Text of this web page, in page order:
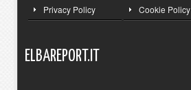
Privacy Policy Cookie Policy
ELBAREPORT.IT